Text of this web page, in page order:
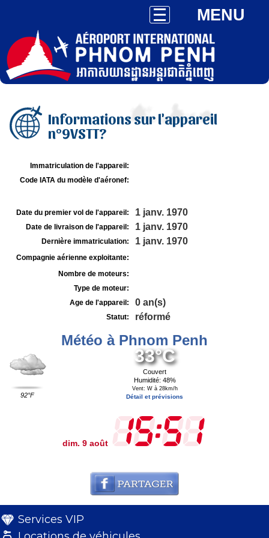
MENU
Informations sur l'appareil
n°9VSTT?
Immatriculation de l'appareil:
Code IATA du modèle d'aéronef:
Date du premier vol de l'appareil: 1 janv. 1970
Date de livraison de l'appareil: 1 janv. 1970
Dernière immatriculation: 1 janv. 1970
Compagnie aérienne exploitante:
Nombre de moteurs:
Type de moteur:
Age de l'appareil:
0 an(s)
Statut: réformé
Météo à Phnom Penh
92°F
33°C
Couvert
Humidité: 48%
Vent: W à 28km/h
Détail et prévisions
dim. 9 août
Services VIP